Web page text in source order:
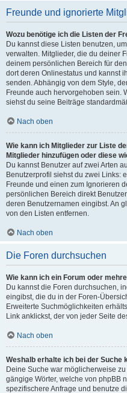
Freunde und ignorierte
Wozu benötige ich die Listen der
Du kannst diese Listen benutzen,
verwalten. Mitglieder, die du deiner
deinem persönlichen Bereich für
dort deren Onlinestatus und kannst
senden. Abhängig von dem Style,
Freunde auch hervorgehoben sein.
siehst du seine Beiträge
Nach oben
Wie kann ich Mitglieder zur Liste
Mitglieder hinzufügen oder diese
Du kannst Benutzer auf zwei Arten
Benutzerprofil siehst du zwei Links:
Freunde und einen zum Ignorieren
persönlichen Bereich direkt
deren Benutzernamen eingibst. An
von den Listen entfernen.
Nach oben
Die Foren durchsuchen
Wie kann ich ein Forum oder
Du kannst die Foren durchsuchen,
eingibst, die du in der Foren-
Erweiterte Suchmöglichkeiten
Link anklickst, der von jeder Seite
Nach oben
Weshalb erhalte ich bei der Suche
Deine Suche war möglicherweise
gängige Wörter, welche von phpBB
spezifischere Anfrage und benutze